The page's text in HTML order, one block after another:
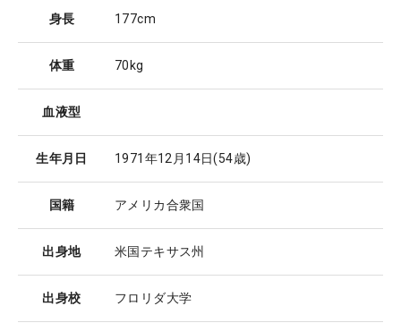
身長 177cm
体重 70kg
血液型
生年月日 1971年12月14日(54歳)
国籍 アメリカ合衆国
出身地 米国テキサス州
出身校 フロリダ大学